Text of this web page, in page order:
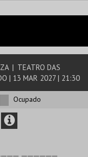
| TEATRO DAS
| 13 MAR 2027 | 21:30
Ocupado